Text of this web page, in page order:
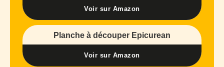
Voir sur Amazon
Planche à découper Epicurean
Voir sur Amazon